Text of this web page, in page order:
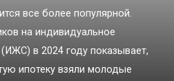
все более популярной.
на индивидуальное
в 2024 году показывает,
ипотеку взяли молодые